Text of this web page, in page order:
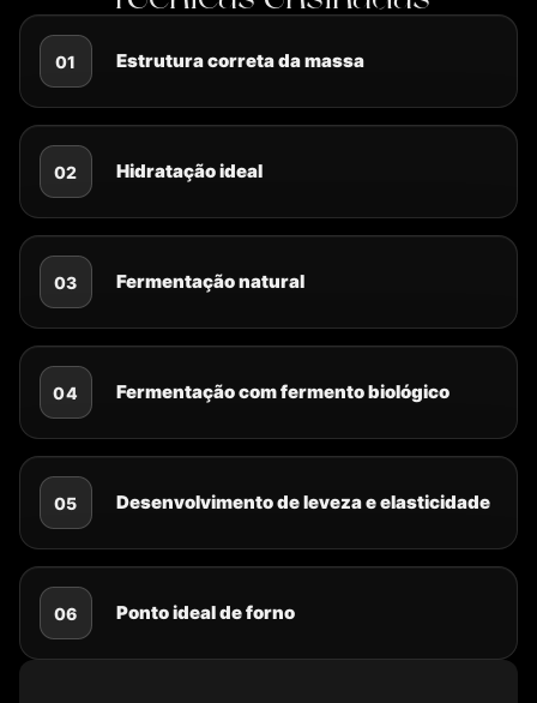
01 Estrutura correta da massa
02 Hidratação ideal
03 Fermentação natural
04 Fermentação com fermento biológico
05 Desenvolvimento de leveza e elasticidade
06 Ponto ideal de forno